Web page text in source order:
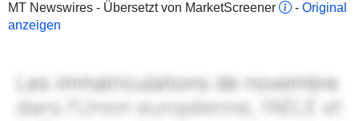
MT Newswires - Übersetzt von MarketScreener
- Original
anzeigen